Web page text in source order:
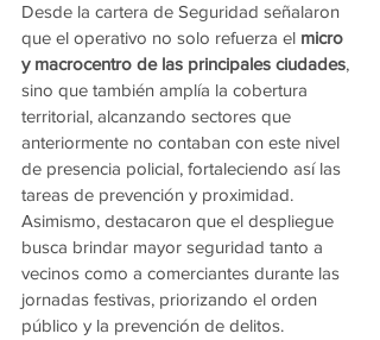
Desde la cartera de Seguridad señalaron
que el operativo no solo refuerza el micro
y macrocentro de las principales ciudades,
sino que también amplía la cobertura
territorial, alcanzando sectores que
anteriormente no contaban con este nivel
de presencia policial, fortaleciendo así las
tareas de prevención y proximidad.
Asimismo, destacaron que el despliegue
busca brindar mayor seguridad tanto a
vecinos como a comerciantes durante las
jornadas festivas, priorizando el orden
público y la prevención de delitos.